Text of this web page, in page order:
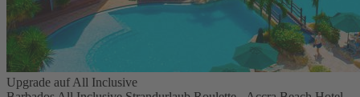
Upgrade auf All Inclusive